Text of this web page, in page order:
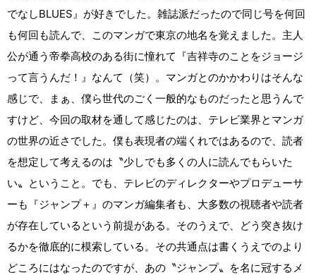
でなしBLUES』が好きでした。雑誌派だったので同じ号を何回
も何回も読んで、このマンガで東京の地名を覚えました。主人
公が通う帝拳高校のある街に憧れて『吉祥寺のことをジョージ
って言うんだ！』なんて（笑）。マンガとのかかわりはそんな
感じで、まぁ、僕ら世代のごく一般的なものだったと思うんで
すけど、今回の取材を通して感じたのは、テレビ業界とマンガ
の世界の近さでした。僕も表現者の端くれではあるので、読者
を想定して考えるのは〝少しでも多くの人に読んでもらいた
い〟ということ。でも、テレビのディレクターやプロデューサ
ーも『ジャンプ＋』のマンガ編集者も、大多数の視聴者や読者
が存在しているという前提がある。そのうえで、どう突き抜け
るかを徹底的に模索している。その共通点は書くうえでのより
どころにはなったのですが、あの〝ジャンプ〟を名に冠するメ